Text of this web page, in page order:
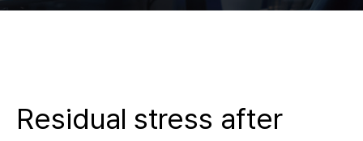
Residual stress after